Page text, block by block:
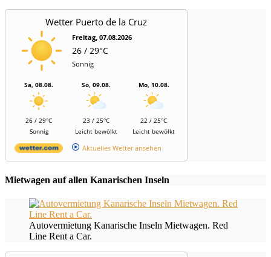
Wetter Puerto de la Cruz
Freitag, 07.08.2026
26 / 29°C
Sonnig
Sa, 08.08.
26 / 29°C
Sonnig
So, 09.08.
23 / 25°C
Leicht bewölkt
Mo, 10.08.
22 / 25°C
Leicht bewölkt
Aktuelles Wetter ansehen
Mietwagen auf allen Kanarischen Inseln
Autovermietung Kanarische Inseln Mietwagen. Red
Line Rent a Car.